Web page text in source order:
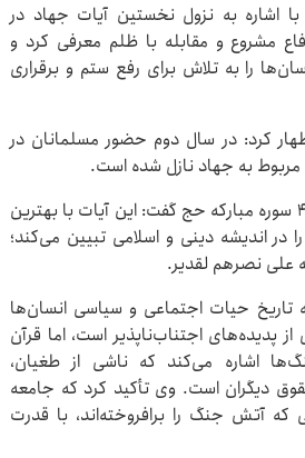
اشاره به نزول نخستین آیات جهاد در
مشروع و مقابله با ظلم معرفی کرد و
را به تلاش برای رفع ستم و برقراری
اظهار کرد: در سال دوم حضور مسلمانان در
مربوط به جهاد نازل شده است.
وی با اشاره به آیات ۳۹ و ۴۰ سوره مبارکه حج گفت: این آیات با بهترین
در اندیشه دینی و اسلامی تبیین می‌کند؛
علی نصرهم لقدیر.
تاریخ حیات اجتماعی و سیاسی انسان‌ها
اجتناب‌ناپذیر است، اما قرآن
اشاره می‌کند که ناشی از طغیان،
دیگران است. وی تأکید کرد که جامعه
که آتش جنگ را برافروخته‌اند، با قدرت